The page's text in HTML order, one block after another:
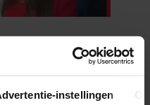
instellingen
IN